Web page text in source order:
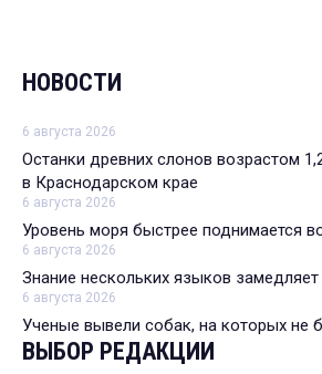
НОВОСТИ
6 августа 2026
Останки древних слонов возрастом
в Краснодарском крае
6 августа 2026
Уровень моря быстрее поднимается
6 августа 2026
Знание нескольких языков замедляет
6 августа 2026
Ученые вывели собак, на которых не
ВЫБОР РЕДАКЦИИ